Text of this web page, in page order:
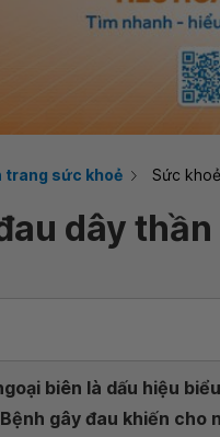
trang sức khoẻ Sức
dây
biên là dấu hiệu
gây đau khiến cho